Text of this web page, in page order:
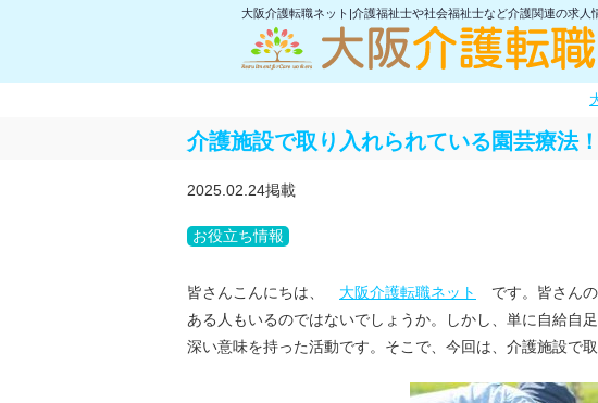
大阪介護転職ネット|介護福祉士や社会福祉士など介護関連の求人
介護施設で取り入れられている園芸療法
2025.02.24掲載
お役立ち情報
皆さんこんにちは、 大阪介護転職ネット
です。皆さんの
ある人もいるのではないでしょうか。しかし、単に自給自
深い意味を持った活動です。そこで、今回は、介護施設で